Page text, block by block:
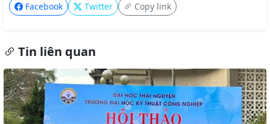
Facebook Twitter Copy link
Tin liên quan